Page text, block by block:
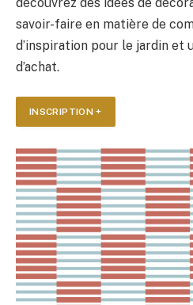
savoir-faire en matière de
d’inspiration pour le jardin et
d’achat.
INSCRIPTION +